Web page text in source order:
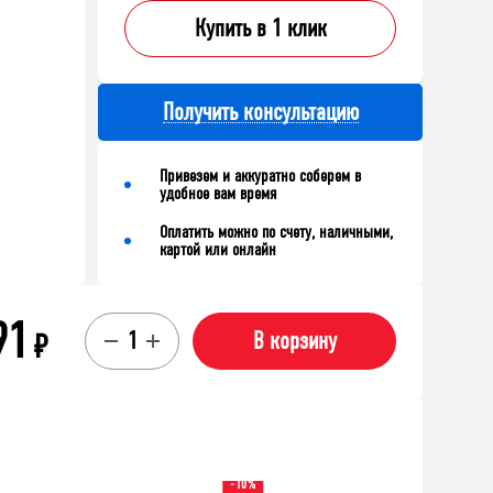
Купить в 1 клик
Получить консультацию
Привезем и аккуратно соберем в
удобное вам время
Оплатить можно по счету, наличными,
картой или онлайн
₽ В корзину
-10%